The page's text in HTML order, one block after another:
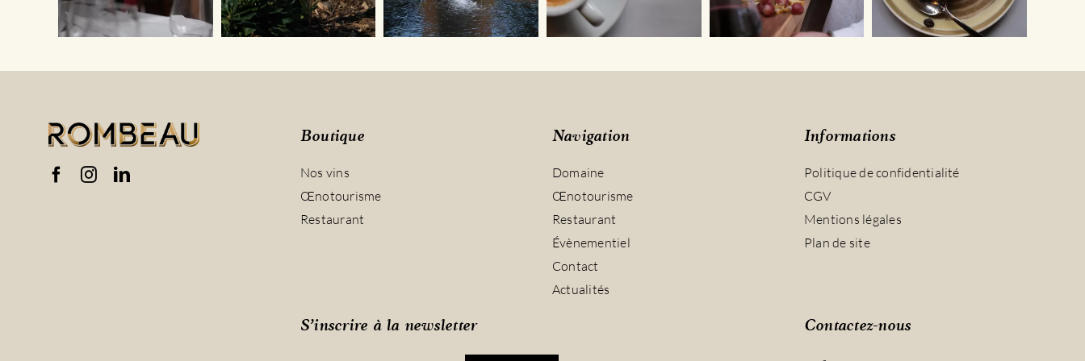
Boutique
Nos vins
Œnotourisme
Restaurant
Navigation
Domaine
Œnotourisme
Restaurant
Évènementiel
Contact
Actualités
Informations
Politique de confidentialité
CGV
Mentions légales
Plan de site
S’inscrire à la newsletter Contactez-nous